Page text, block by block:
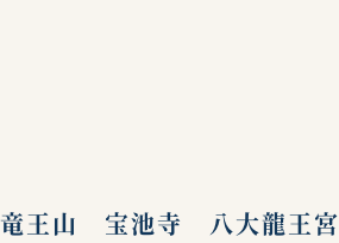
竜王山 宝池寺 八大龍王宮